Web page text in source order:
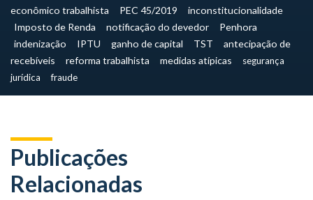
econômico trabalhista
PEC 45/2019
inconstitucionalidade
Imposto de Renda
notificação do devedor
Penhora
indenização
IPTU ganho de capital TST
antecipação de
recebíveis
reforma trabalhista medidas atípicas
segurança
jurídica
fraude
Publicações
Relacionadas